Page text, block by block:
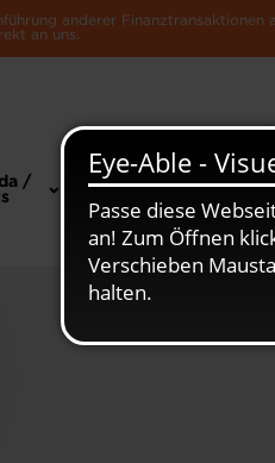
anderer
an uns.
Suche
/
News &
Die